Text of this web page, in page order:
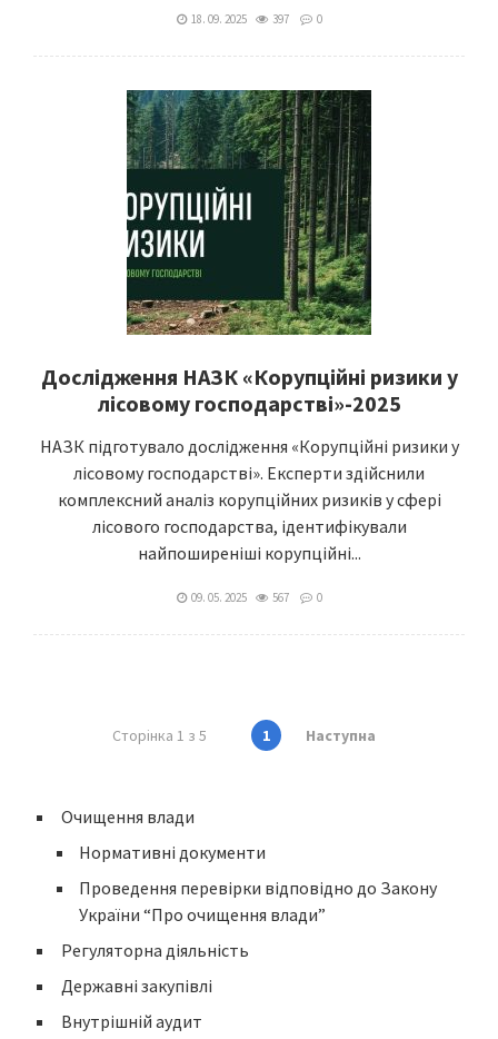
18. 09. 2025 397 0
Дослідження НАЗК «Корупційні ризики у
лісовому господарстві»-2025
НАЗК підготувало дослідження «Корупційні ризики у
лісовому господарстві». Експерти здійснили
комплексний аналіз корупційних ризиків у сфері
лісового господарства, ідентифікували
найпоширеніші корупційні...
09. 05. 2025 567 0
Сторінка 1 з 5 1 Наступна
Очищення влади
Нормативні документи
Проведення перевірки відповідно до Закону
України “Про очищення влади”
Регуляторна діяльність
Державні закупівлі
Внутрішній аудит